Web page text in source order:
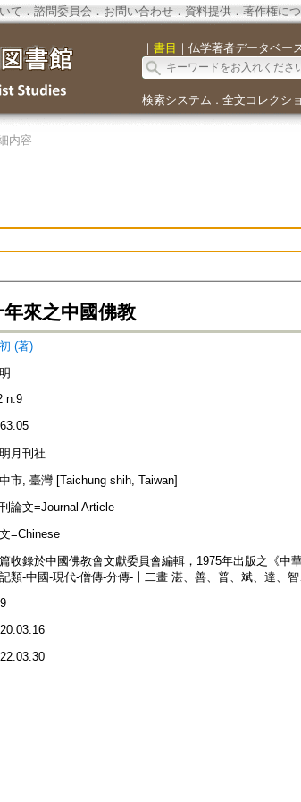
て ． 諮問委員会． お問い合わせ． 資料提供． 著作権に
｜ 書目 ｜ 仏学著者データベー
検索システム ． 全文コレクシ
内容
來之中國佛教
(著)
n.9
月刊社
市, 臺灣 [Taichung shih, Taiwan]
論文=Journal Article
=Chinese
收錄於中國佛教會文獻委員會編輯，1975年出版之《中
類-中國-現代-僧傳-分傳-十二畫 湛、善、普、斌、達、